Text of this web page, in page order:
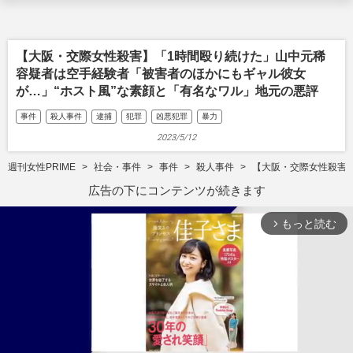
【大阪・交際女性殺害】「1時間殴り続けた」山中元稀
容疑者は空手経験者「被害者のほかにもギャル彼女
が…」“ホスト風”な素顔と「有名なワル」地元の悪評
事件 殺人事件 逮捕 犯罪 凶悪犯罪 暴力
2023/5/12
週刊女性PRIME 社会・事件 事件 殺人事件 【大阪・交際女性殺
広告の下にコンテンツが続きます
arrow_forward_ios もっと読む